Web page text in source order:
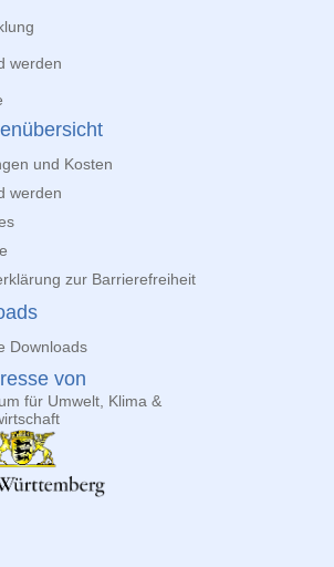
werden
und Kosten
werden
zur Barrierefreiheit
Downloads
von
für Umwelt, Klima &